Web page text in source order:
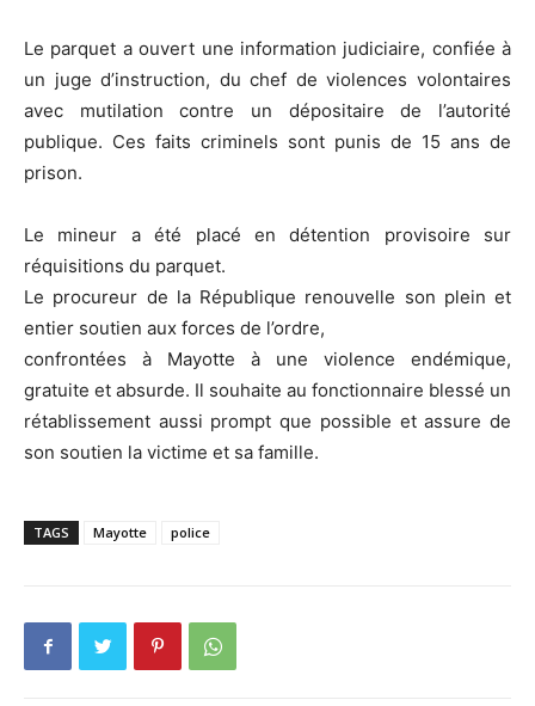
Le parquet a ouvert une information judiciaire, confiée à
un juge d’instruction, du chef de violences volontaires
avec mutilation contre un dépositaire de l’autorité
publique. Ces faits criminels sont punis de 15 ans de
prison.
Le mineur a été placé en détention provisoire sur
réquisitions du parquet.
Le procureur de la République renouvelle son plein et
entier soutien aux forces de l’ordre,
confrontées à Mayotte à une violence endémique,
gratuite et absurde. Il souhaite au fonctionnaire blessé un
rétablissement aussi prompt que possible et assure de
son soutien la victime et sa famille.
TAGS Mayotte police